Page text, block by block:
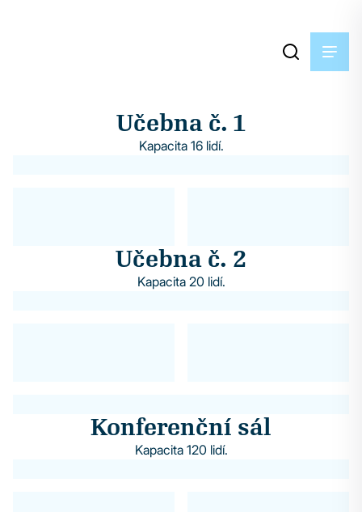
Učebna č. 1
Kapacita 16 lidí.
Učebna č. 2
Kapacita 20 lidí.
Konferenční sál
Kapacita 120 lidí.